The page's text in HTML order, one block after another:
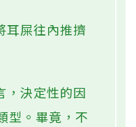
耳屎往內推擠
，決定性的因
型。畢竟，不